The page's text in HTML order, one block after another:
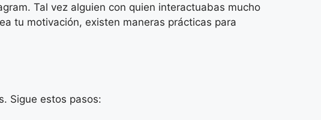
Tal vez alguien con quien interactuabas mucho
tu motivación, existen maneras prácticas para
Sigue estos pasos: